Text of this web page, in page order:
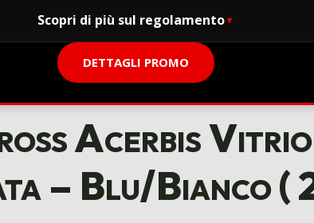
Scopri di più sul regolamento
DETTAGLI PROMO
Acerbis
– Blu/Bianco (